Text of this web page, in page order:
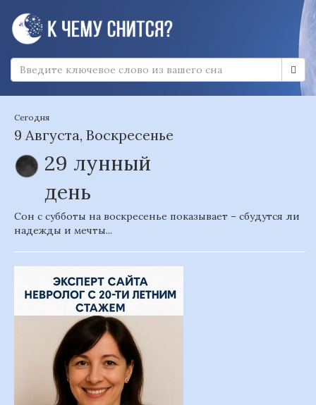
Сегодня
9 Августа, Воскресенье
29 лунный
день
Сон с субботы на воскресенье показывает – сбудутся ли
надежды и мечты...